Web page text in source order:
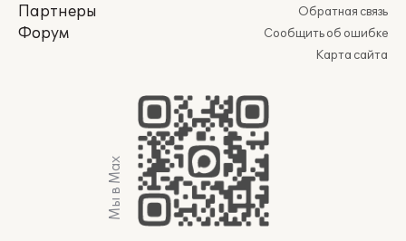
Партнеры
Форум
Обратная связь
Сообщить об ошибке
Карта сайта
Мы в Max